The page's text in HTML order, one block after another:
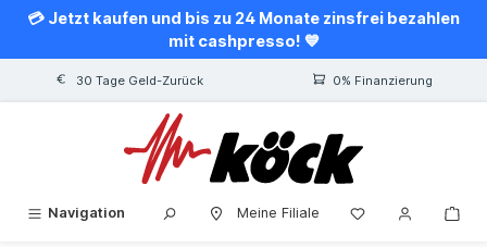
springen
💳 Jetzt kaufen und bis zu 24 Monate zinsfrei bezahlen
mit cashpresso! 💙
30 Tage Geld-Zurück 0% Finanzierung
Navigation Meine Filiale